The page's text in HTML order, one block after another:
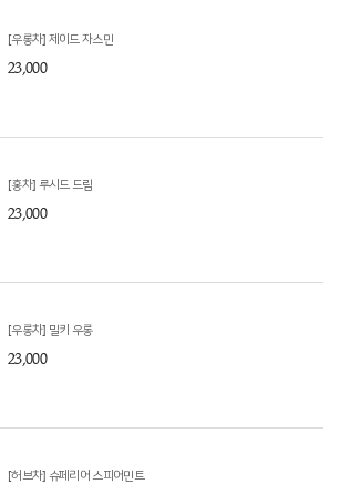
[우롱차] 제이드 자스민
23,000
[홍차] 루시드 드림
23,000
[우롱차] 밀키 우롱
23,000
[허브차] 슈페리어 스피어민트